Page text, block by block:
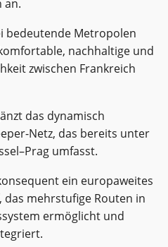
an.
bedeutende Metropolen
nachhaltige und
zwischen Frankreich
das dynamisch
das bereits unter
umfasst.
ein europaweites
das mehrstufige Routen in
ermöglicht und